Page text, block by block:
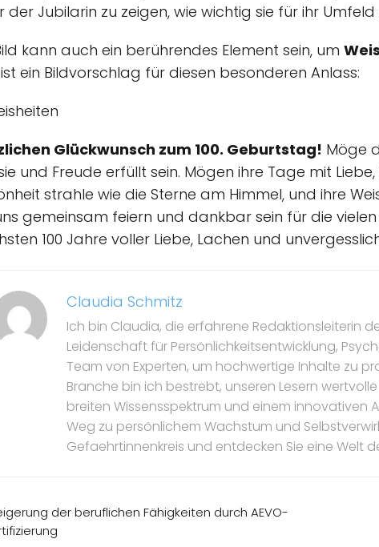
der Jubilarin zu zeigen, wie wichtig sie für ihr Umfeld
kann auch ein berührendes Element sein, um
ist ein Bildvorschlag für diesen besonderen Anlass:
Glückwunsch zum 100. Geburtstag! Möge
und Freude erfüllt sein. Mögen ihre Tage mit
strahle wie die Sterne am Himmel, und ihre
gemeinsam feiern und dankbar sein für die
100 Jahre voller Liebe, Lachen und
Claudia Schmitz
Ich bin Claudia, die erfahrene Redaktionsleiterin
Leidenschaft für Persönlichkeitsentwicklung,
Team von Experten, um hochwertige Inhalte zu
Branche bin ich bestrebt, unseren Lesern
breiten Wissensspektrum und einem innovativen
Weg zu persönlichem Wachstum und
Gefaehrtinnenkreis und entdecken Sie eine Welt
der beruflichen Fähigkeiten durch AEVO-